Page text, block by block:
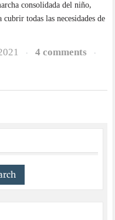
consolidada del niño,
todas las necesidades de
· 4 comments ·